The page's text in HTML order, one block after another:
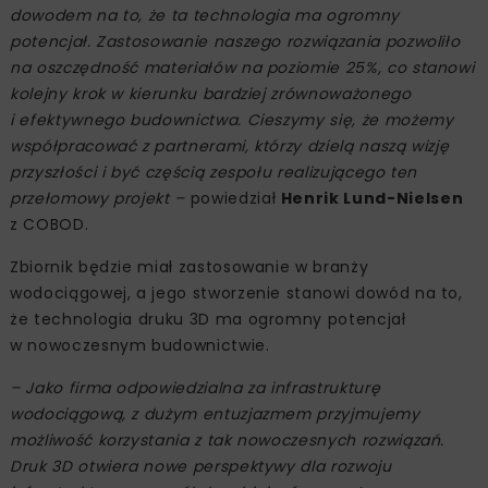
dowodem na to, że ta technologia ma ogromny
potencjał. Zastosowanie naszego rozwiązania pozwoliło
na oszczędność materiałów na poziomie 25%, co stanowi
kolejny krok w kierunku bardziej zrównoważonego
i efektywnego budownictwa. Cieszymy się, że możemy
współpracować z partnerami, którzy dzielą naszą wizję
przyszłości i być częścią zespołu realizującego ten
przełomowy projekt – powiedział Henrik Lund-Nielsen
z COBOD.
Zbiornik będzie miał zastosowanie w branży
wodociągowej, a jego stworzenie stanowi dowód na to,
że technologia druku 3D ma ogromny potencjał
w nowoczesnym budownictwie.
– Jako firma odpowiedzialna za infrastrukturę
wodociągową, z dużym entuzjazmem przyjmujemy
możliwość korzystania z tak nowoczesnych rozwiązań.
Druk 3D otwiera nowe perspektywy dla rozwoju